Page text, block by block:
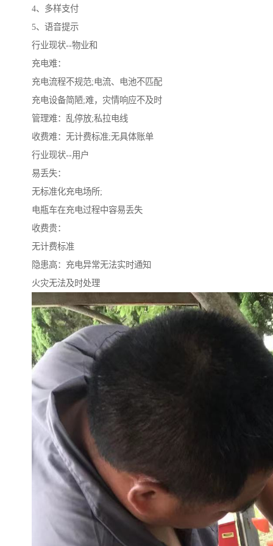
4、多样支付
5、语音提示
行业现状--物业和
充电难：
充电流程不规范;电流、电池不匹配
充电设备简陋;难，灾情响应不及时
管理难：乱停放;私拉电线
收费难：无计费标准;无具体账单
行业现状--用户
易丢失：
无标准化充电场所;
电瓶车在充电过程中容易丢失
收费贵：
无计费标准
隐患高：充电异常无法实时通知
火灾无法及时处理